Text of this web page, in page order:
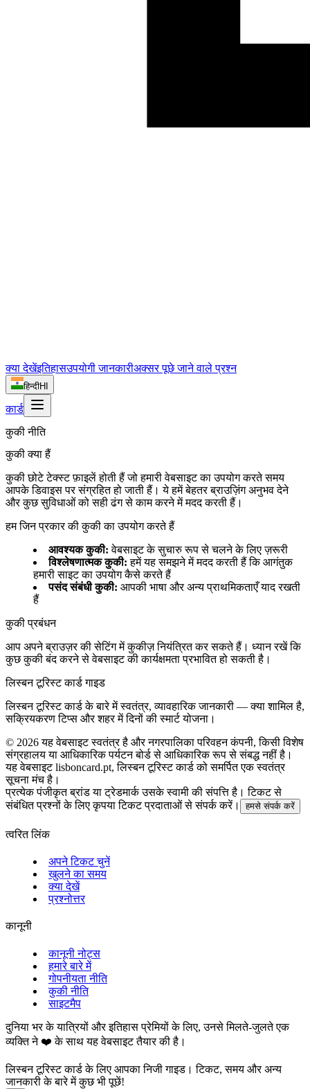
क्या देखेंइतिहासउपयोगी जानकारीअक्सर पूछे जाने वाले प्रश्न
हिन्दीHI
कार्ड
कुकी नीति
कुकी क्या हैं
कुकी छोटे टेक्स्ट फ़ाइलें होती हैं जो हमारी वेबसाइट का उपयोग करते समय
आपके डिवाइस पर संग्रहित हो जाती हैं। ये हमें बेहतर ब्राउज़िंग अनुभव देने
और कुछ सुविधाओं को सही ढंग से काम करने में मदद करती हैं।
हम जिन प्रकार की कुकी का उपयोग करते हैं
आवश्यक कुकी: वेबसाइट के सुचारु रूप से चलने के लिए ज़रूरी
विश्लेषणात्मक कुकी: हमें यह समझने में मदद करती हैं कि आगंतुक
हमारी साइट का उपयोग कैसे करते हैं
पसंद संबंधी कुकी: आपकी भाषा और अन्य प्राथमिकताएँ याद रखती
हैं
कुकी प्रबंधन
आप अपने ब्राउज़र की सेटिंग में कुकीज़ नियंत्रित कर सकते हैं। ध्यान रखें कि
कुछ कुकी बंद करने से वेबसाइट की कार्यक्षमता प्रभावित हो सकती है।
लिस्बन टूरिस्ट कार्ड गाइड
लिस्बन टूरिस्ट कार्ड के बारे में स्वतंत्र, व्यावहारिक जानकारी — क्या शामिल है,
सक्रियकरण टिप्स और शहर में दिनों की स्मार्ट योजना।
© 2026 यह वेबसाइट स्वतंत्र है और नगरपालिका परिवहन कंपनी, किसी विशेष
संग्रहालय या आधिकारिक पर्यटन बोर्ड से आधिकारिक रूप से संबद्ध नहीं है।
यह वेबसाइट lisboncard.pt, लिस्बन टूरिस्ट कार्ड को समर्पित एक स्वतंत्र
सूचना मंच है।
प्रत्येक पंजीकृत ब्रांड या ट्रेडमार्क उसके स्वामी की संपत्ति है। टिकट से
संबंधित प्रश्नों के लिए कृपया टिकट प्रदाताओं से संपर्क करें।
हमसे संपर्क करें
त्वरित लिंक
अपने टिकट चुनें
खुलने का समय
क्या देखें
प्रश्नोत्तर
कानूनी
कानूनी नोट्स
हमारे बारे में
गोपनीयता नीति
कुकी नीति
साइटमैप
दुनिया भर के यात्रियों और इतिहास प्रेमियों के लिए, उनसे मिलते-जुलते एक
व्यक्ति ने ❤️ के साथ यह वेबसाइट तैयार की है।
लिस्बन टूरिस्ट कार्ड के लिए आपका निजी गाइड। टिकट, समय और अन्य
जानकारी के बारे में कुछ भी पूछें!